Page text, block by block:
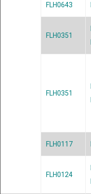
FLH0643
FLH0351
FLH0351
FLH0117
FLH0124